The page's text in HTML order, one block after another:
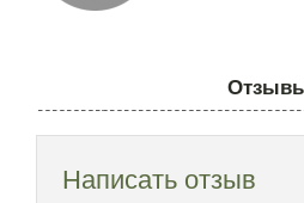
Написать отзыв